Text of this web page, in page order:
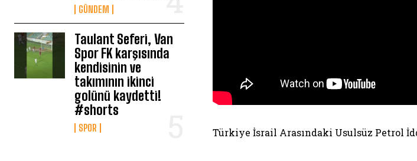
GÜNDEM
Taulant Seferi, Van
Spor FK karşısında
kendisinin ve
takımının ikinci
golünü kaydetti!
#shorts
SPOR Türkiye İsrail Arasındaki Usulsüz Petrol